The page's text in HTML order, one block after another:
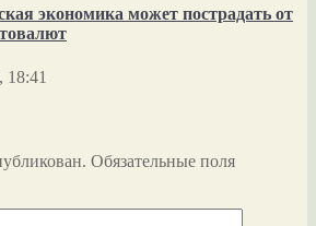
экономика может пострадать от
18:41
Обязательные поля